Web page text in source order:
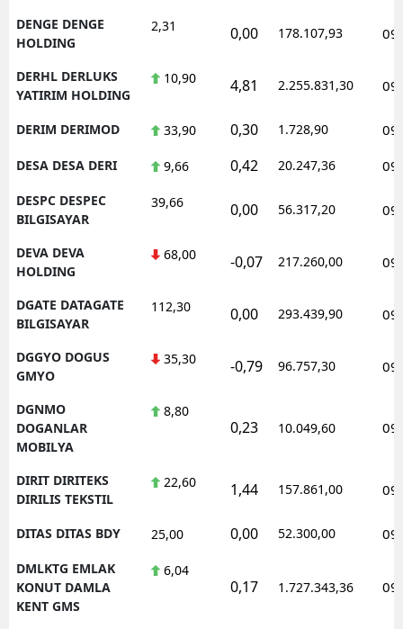
DENGE DENGE
HOLDING
2,31 0,00 178.107,93
DERHL DERLUKS
YATIRIM HOLDING
10,90 4,81 2.255.831,30
DERIM DERIMOD 33,90 0,30 1.728,90
DESA DESA DERI 9,66 0,42 20.247,36
DESPC DESPEC
BILGISAYAR
39,66 0,00 56.317,20
DEVA DEVA
HOLDING
68,00 -0,07 217.260,00
DGATE DATAGATE
BILGISAYAR
112,30 0,00 293.439,90
DGGYO DOGUS
GMYO
35,30 -0,79 96.757,30
DGNMO
DOGANLAR
MOBILYA
8,80
0,23 10.049,60
DIRIT DIRITEKS
DIRILIS TEKSTIL
22,60 1,44 157.861,00
DITAS DITAS BDY 25,00 0,00 52.300,00
DMLKTG EMLAK
KONUT DAMLA
KENT GMS
6,04
0,17 1.727.343,36